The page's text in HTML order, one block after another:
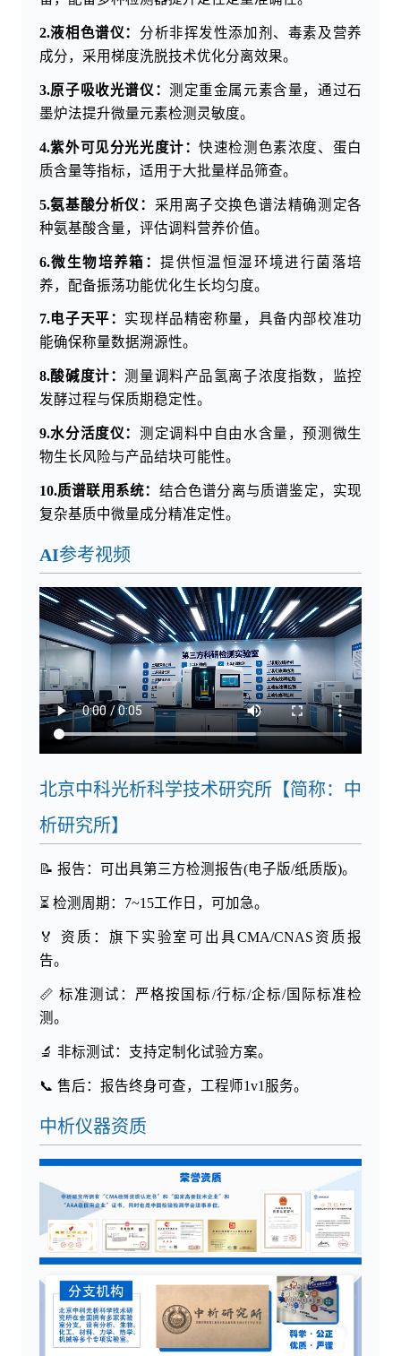
2.液相色谱仪： 分析非挥发性添加剂、毒素及营养
成分，采用梯度洗脱技术优化分离效果。
3.原子吸收光谱仪：测定重金属元素含量，通过石
墨炉法提升微量元素检测灵敏度。
4.紫外可见分光光度计：快速检测色素浓度、蛋白
质含量等指标，适用于大批量样品筛查。
5.氨基酸分析仪： 采用离子交换色谱法精确测定各
种氨基酸含量，评估调料营养价值。
6.微生物培养箱：提供恒温恒湿环境进行菌落培
养，配备振荡功能优化生长均匀度。
7.电子天平： 实现样品精密称量，具备内部校准功
能确保称量数据溯源性。
8.酸碱度计：测量调料产品氢离子浓度指数，监控
发酵过程与保质期稳定性。
9.水分活度仪： 测定调料中自由水含量，预测微生
物生长风险与产品结块可能性。
10.质谱联用系统： 结合色谱分离与质谱鉴定，实现
复杂基质中微量成分精准定性。
AI参考视频
北京中科光析科学技术研究所【简称：中
析研究所】
📝 报告：可出具第三方检测报告(电子版/纸质版)。
⏳ 检测周期：7~15工作日，可加急。
🏅 资质：旗下实验室可出具CMA/CNAS资质报
告。
📏 标准测试：严格按国标/行标/企标/国际标准检
测。
🔬 非标测试：支持定制化试验方案。
📞 售后：报告终身可查，工程师1v1服务。
中析仪器资质